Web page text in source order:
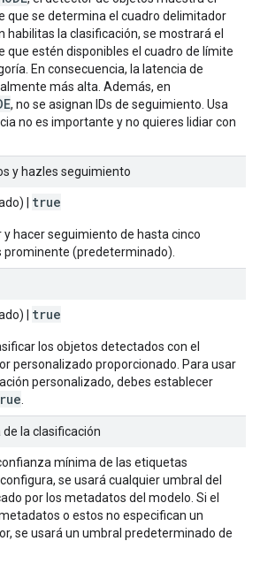
que se determina el cuadro delimitador
habilitas la clasificación, se mostrará el
que estén disponibles el cuadro de límite
En consecuencia, la latencia de
más alta. Además, en
, no se asignan IDs de seguimiento. Usa
no es importante y no quieres lidiar con
y hazles seguimiento
| true
hacer seguimiento de hasta cinco
prominente (predeterminado).
| true
los objetos detectados con el
personalizado proporcionado. Para usar
personalizado, debes establecer
la clasificación
mínima de las etiquetas
se usará cualquier umbral del
por los metadatos del modelo. Si el
o estos no especifican un
se usará un umbral predeterminado de